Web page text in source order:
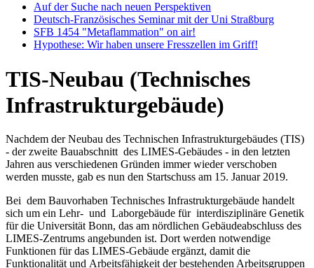
Auf der Suche nach neuen Perspektiven
Deutsch-Französisches Seminar mit der Uni Straßburg
SFB 1454 "Metaflammation" on air!
Hypothese: Wir haben unsere Fresszellen im Griff!
TIS-Neubau (Technisches
Infrastrukturgebäude)
Nachdem der Neubau des Technischen Infrastrukturgebäudes (TIS)
- der zweite Bauabschnitt des LIMES-Gebäudes - in den letzten
Jahren aus verschiedenen Gründen immer wieder verschoben
werden musste, gab es nun den Startschuss am 15. Januar 2019.
Bei dem Bauvorhaben Technisches Infrastrukturgebäude handelt
sich um ein Lehr- und Laborgebäude für interdisziplinäre Genetik
für die Universität Bonn, das am nördlichen Gebäudeabschluss des
LIMES-Zentrums angebunden ist. Dort werden notwendige
Funktionen für das LIMES-Gebäude ergänzt, damit die
Funktionalität und Arbeitsfähigkeit der bestehenden Arbeitsgruppen